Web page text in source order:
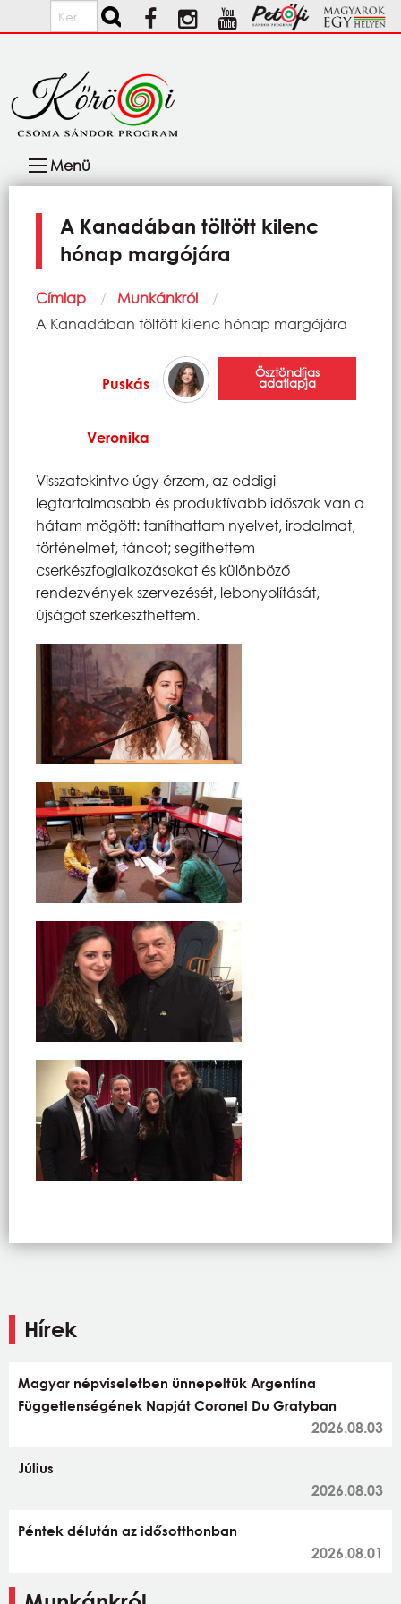
Ugrás a tartalomra
Keresés
navigáció
Menü
A Kanadában töltött kilenc
hónap margójára
Morzsa
Címlap
Munkánkról
Current:
A Kanadában töltött kilenc hónap margójára
Puskás
Veronika
Ösztöndíjas
adatlapja
Visszatekintve úgy érzem, az eddigi
legtartalmasabb és produktívabb időszak van a
hátam mögött: taníthattam nyelvet, irodalmat,
történelmet, táncot; segíthettem
cserkészfoglalkozásokat és különböző
rendezvények szervezését, lebonyolítását,
újságot szerkeszthettem.
Hírek
Magyar népviseletben ünnepeltük Argentína
Függetlenségének Napját Coronel Du Gratyban
2026.08.03
Július
2026.08.03
Péntek délután az idősotthonban
2026.08.01